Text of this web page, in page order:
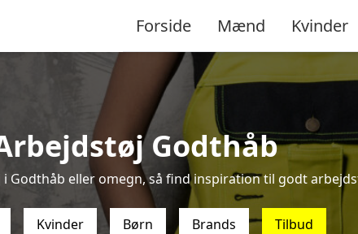
Forside Mænd Kvinder
Godthåb
Godthåb eller omegn, så find inspiration til godt
Kvinder Børn Brands Tilbud